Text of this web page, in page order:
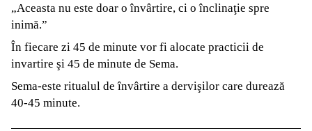
„Aceasta nu este doar o învârtire, ci o înclinaţie spre
inimă.”
În fiecare zi 45 de minute vor fi alocate practicii de
invartire şi 45 de minute de Sema.
Sema-este ritualul de învârtire a dervişilor care durează
40-45 minute.